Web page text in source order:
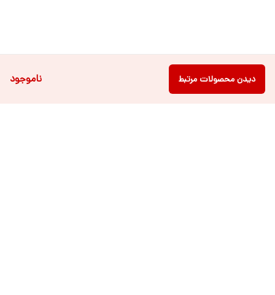
ناموجود دیدن محصولات مرتبط